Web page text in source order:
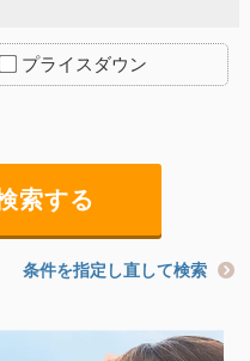
プライスダウン
条件を指定し直して検索